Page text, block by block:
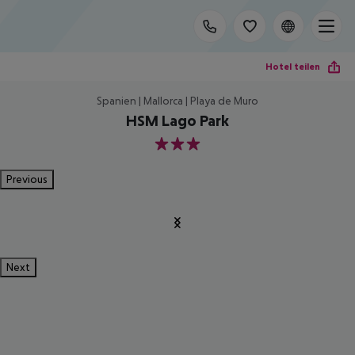
Hotel teilen
Spanien | Mallorca | Playa de Muro
HSM Lago Park
3
Previous
Next